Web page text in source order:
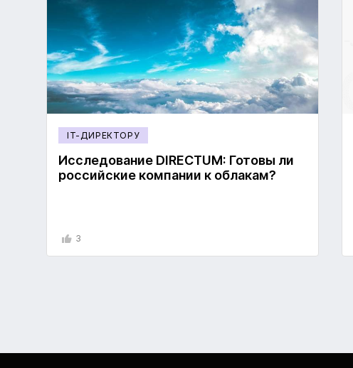
IT-ДИРЕКТОРУ
Исследование DIRECTUM: Готовы ли
российские компании к облакам?
3